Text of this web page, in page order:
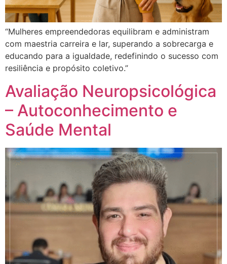
“Mulheres empreendedoras equilibram e administram
com maestria carreira e lar, superando a sobrecarga e
educando para a igualdade, redefinindo o sucesso com
resiliência e propósito coletivo.”
Avaliação Neuropsicológica
– Autoconhecimento e
Saúde Mental